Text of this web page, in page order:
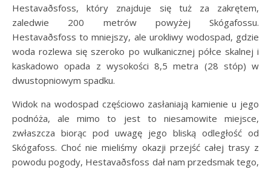
Hestavaðsfoss, który znajduje się tuż za zakrętem,
zaledwie 200 metrów powyżej Skógafossu.
Hestavaðsfoss to mniejszy, ale urokliwy wodospad, gdzie
woda rozlewa się szeroko po wulkanicznej półce skalnej i
kaskadowo opada z wysokości 8,5 metra (28 stóp) w
dwustopniowym spadku.
Widok na wodospad częściowo zasłaniają kamienie u jego
podnóża, ale mimo to jest to niesamowite miejsce,
zwłaszcza biorąc pod uwagę jego bliską odległość od
Skógafoss. Choć nie mieliśmy okazji przejść całej trasy z
powodu pogody, Hestavaðsfoss dał nam przedsmak tego,